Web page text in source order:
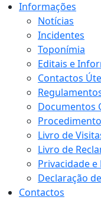
Informações
Notícias
Incidentes
Toponímia
Editais e
Contactos
Documentos
Livro de
Livro de
Privacidade
Declaração
Contactos